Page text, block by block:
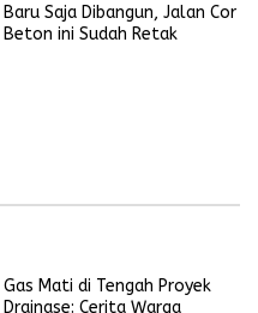
Baru Saja Dibangun, Jalan Cor
Beton ini Sudah Retak
Gas Mati di Tengah Proyek
Drainase: Cerita Warga